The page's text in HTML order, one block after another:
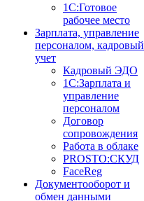
1C:Готовое
рабочее место
Зарплата, управление
персоналом, кадровый
учет
Кадровый ЭДО
1С:Зарплата и
управление
персоналом
Договор
сопровождения
Работа в облаке
PROSTO:СКУД
FaceReg
Документооборот и
обмен данными